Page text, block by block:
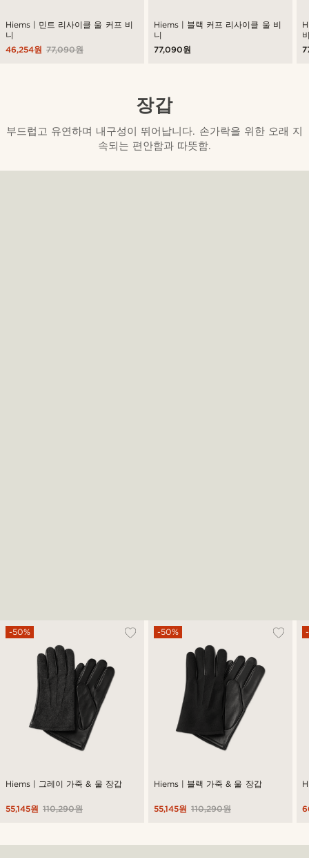
Hiems | 민트 리사이클 울 커프 비
니
77,090원
46,254원
Hiems | 블랙 커프 리사이클 울 비
니
77,090원
장갑
부드럽고 유연하며 내구성이 뛰어납니다. 손가락을 위한 오래 지
속되는 편안함과 따뜻함.
Hiems | 그레이 가죽 & 울 장갑
-50%
110,290원
55,145원
Hiems | 블랙 가죽 & 울 장갑
-50%
110,290원
55,145원